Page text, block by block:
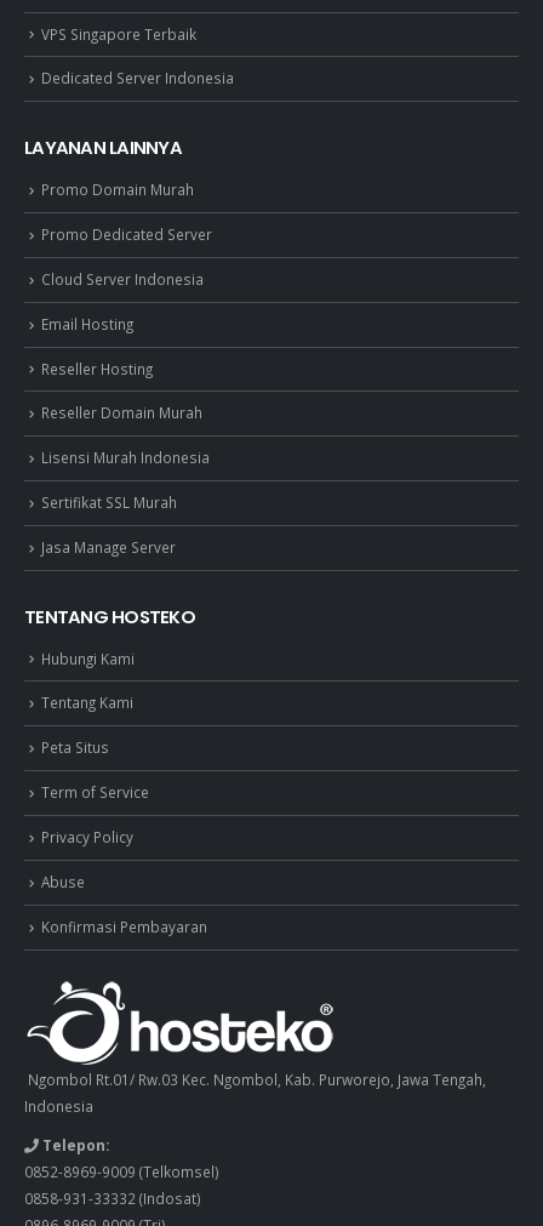
VPS Singapore Terbaik
Dedicated Server Indonesia
LAYANAN LAINNYA
Promo Domain Murah
Promo Dedicated Server
Cloud Server Indonesia
Email Hosting
Reseller Hosting
Reseller Domain Murah
Lisensi Murah Indonesia
Sertifikat SSL Murah
Jasa Manage Server
TENTANG HOSTEKO
Hubungi Kami
Tentang Kami
Peta Situs
Term of Service
Privacy Policy
Abuse
Konfirmasi Pembayaran
Ngombol Rt.01/ Rw.03 Kec. Ngombol, Kab. Purworejo, Jawa Tengah,
Indonesia
Telepon:
0852-8969-9009 (Telkomsel)
0858-931-33332 (Indosat)